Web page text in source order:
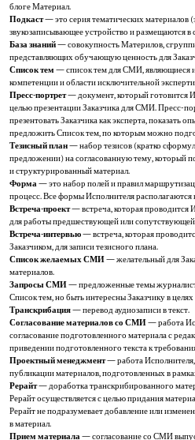
блоге Материал.
Подкаст— это серия тематических материалов
звукозаписывающее устройство и размещаются в
База знаний— совокупность Материлов,
представляющих обучающую ценность для
Список тем — список тем для СМИ, являющиеся
компетенции и области исключительной
Пресс-портрет— документ, который готовится
целью презентации Заказчика для СМИ. Пресс-
презентовать Заказчика как эксперта, показать
предложить Список тем, по которым можно
Тезисный план— набор тезисов (кратко
предложении) на согласованную тему, который
и структурированный материал.
Форма— это набор полей и правил
процесс. Все формы Исполнителя располагаются
Встреча-проект— встреча, которая проводится
для работы предшествующей или
Встреча-интервью— встреча, которая
Заказчиком, для записи тезисного плана.
Список желаемых СМИ— желательный для
материалов.
Запросы СМИ— предложенные темы
Список тем, но быть интересны Заказчику в
Транскрибация— перевод аудиозаписи в текст.
Согласование материалов со СМИ— работа
согласование подготовленного материала с
приведении подготовленного текста к
Проектный менеджмент— работа Исполнителя,
публикации материалов, подготовленных в
Рерайт— доработка транскрибированного
Рерайт осуществляется с целью придания
Рерайт не подразумевает добавление или
в материал.
Прием материала— согласование со СМИ